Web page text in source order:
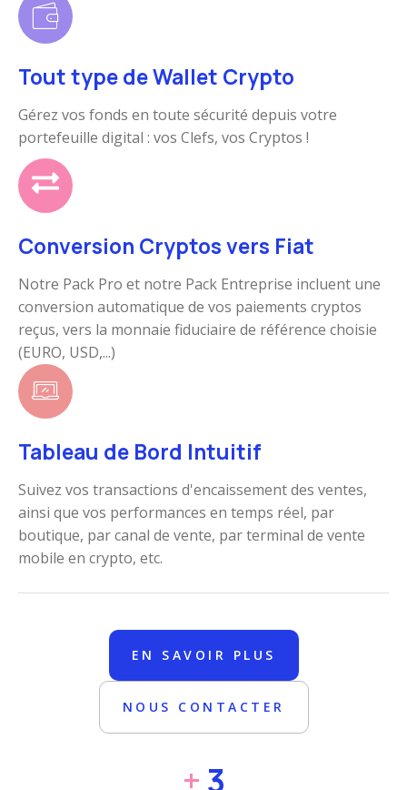
Tout type de Wallet Crypto
Gérez vos fonds en toute sécurité depuis votre
portefeuille digital : vos Clefs, vos Cryptos !
Conversion Cryptos vers Fiat
Notre Pack Pro et notre Pack Entreprise incluent une
conversion automatique de vos paiements cryptos
reçus, vers la monnaie fiduciaire de référence choisie
(EURO, USD,...)
Tableau de Bord Intuitif
Suivez vos transactions d'encaissement des ventes,
ainsi que vos performances en temps réel, par
boutique, par canal de vente, par terminal de vente
mobile en crypto, etc.
EN SAVOIR PLUS
NOUS CONTACTER
+ 3